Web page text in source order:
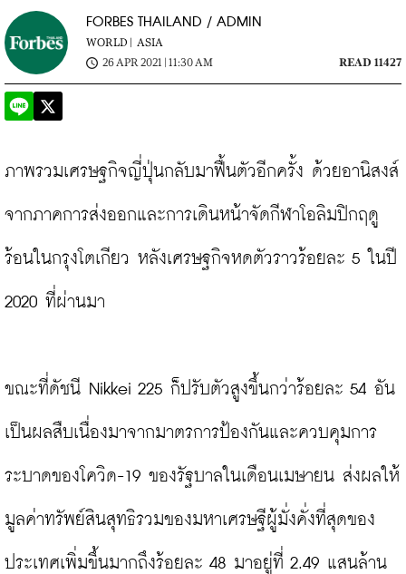
FORBES THAILAND / ADMIN
WORLD |
ASIA
26 APR 2021 | 11:30 AM
READ 11427
ภาพรวมเศรษฐกิจญี่ปุ่นกลับมาฟื้นตัวอีกครั้ง ด้วยอานิสงส์
จากภาคการส่งออกและการเดินหน้าจัดกีฬาโอลิมปิกฤดู
ร้อนในกรุงโตเกียว หลังเศรษฐกิจหดตัวราวร้อยละ 5 ในปี
2020 ที่ผ่านมา
ขณะที่ดัชนี Nikkei 225 ก็ปรับตัวสูงขึ้นกว่าร้อยละ 54 อัน
เป็นผลสืบเนื่องมาจากมาตรการป้องกันและควบคุมการ
ระบาดของโควิด-19 ของรัฐบาลในเดือนเมษายน ส่งผลให้
มูลค่าทรัพย์สินสุทธิรวมของมหาเศรษฐีผู้มั่งคั่งที่สุดของ
ประเทศเพิ่มขึ้นมากถึงร้อยละ 48 มาอยู่ที่ 2.49 แสนล้าน